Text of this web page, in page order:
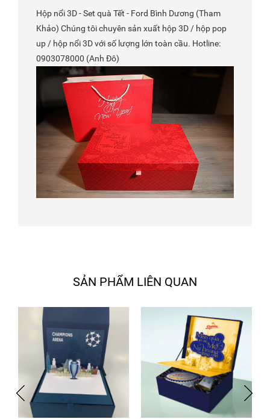
Hộp nổi 3D - Set quà Tết - Ford Bình Dương (Tham
Khảo) Chúng tôi chuyên sản xuất hộp 3D / hộp pop
up / hộp nổi 3D với số lượng lớn toàn cầu. Hotline:
0903078000 (Anh Đô)
SẢN PHẨM LIÊN QUAN